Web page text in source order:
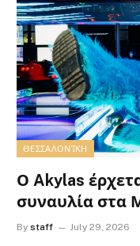
ΘΕΣΣΑΛΟΝΊΚΗ
Ο Akylas
συναυλία στα
By staff July 29, 2026